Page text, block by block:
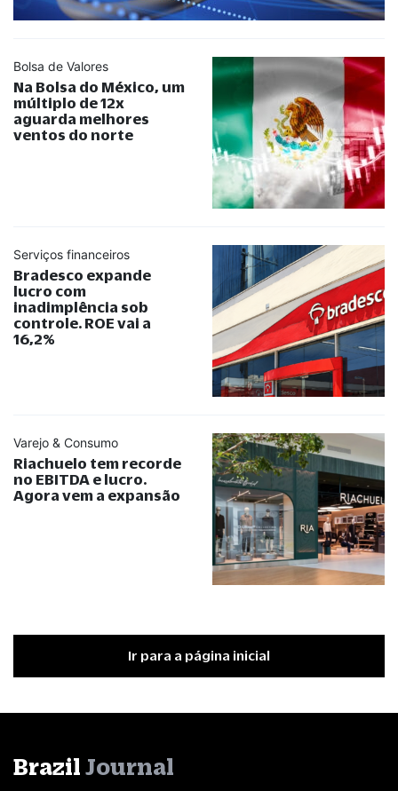
Bolsa de Valores
Na Bolsa do México, um
múltiplo de 12x
aguarda melhores
ventos do norte
Serviços financeiros
Bradesco expande
lucro com
inadimplência sob
controle. ROE vai a
16,2%
Varejo & Consumo
Riachuelo tem recorde
no EBITDA e lucro.
Agora vem a expansão
Ir para a página inicial
Brazil Journal